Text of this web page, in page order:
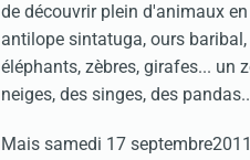
de découvrir plein d'animaux
antilope sintatuga, ours
éléphants, zèbres, girafes... un
neiges, des singes, des
Mais samedi 17